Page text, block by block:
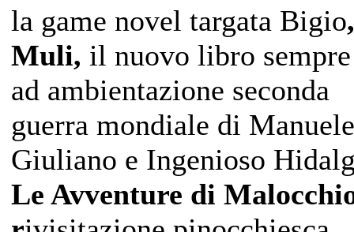
la game novel targata Bigio,
Muli, il nuovo libro sempre
ad ambientazione seconda
guerra mondiale di Manuele
Giuliano e Ingenioso
Le Avventure di